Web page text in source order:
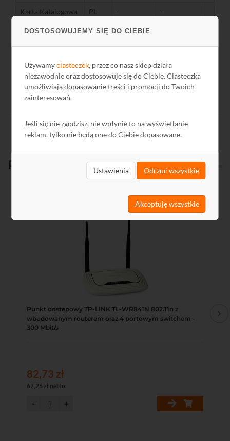
DOSTOSOWUJEMY SIĘ DO CIEBIE
Używamyciasteczek, przez co nasz sklep działa
niezawodnie oraz dostosowuje się do Ciebie. Ciasteczka
umożliwiają dopasowanie treści i promocji do Twoich
zainteresowań.
Jeśli się nie zgodzisz, nie wpłynie to na wyświetlanie
reklam, tylko nie będą one do Ciebie dopasowane.
Ustawienia Odrzuć wszystkie
Akceptuję wszystkie
Karta Katalogowa PL - -
Produkty powiązane
Punkt dostępowy TP-LINK TL-WR841N 802.11n z
wbudowanym routerem oraz 4 portowym switchem -
300 Mbit/s
82,73 zł
67,26 zł netto